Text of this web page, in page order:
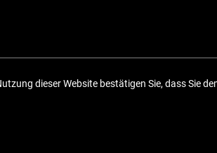
dieser Website bestätigen Sie, dass Sie